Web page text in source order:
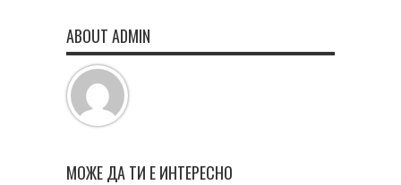
ABOUT ADMIN
МОЖЕ ДА ТИ Е ИНТЕРЕСНО